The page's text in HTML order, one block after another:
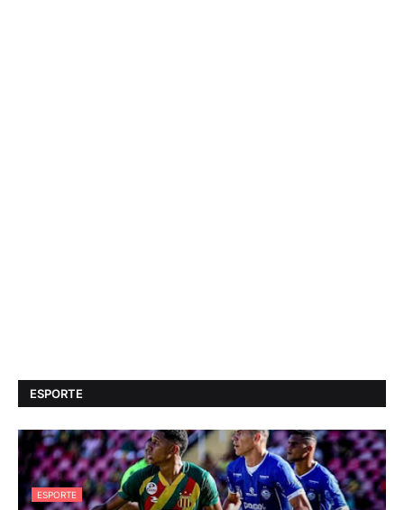
ESPORTE
ESPORTE